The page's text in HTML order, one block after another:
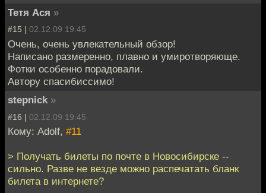
Тетя Ася »
#15 | 02.12.09 19:45
Очень, очень увлекательный обзор!
Написано размеренно, плавно и умиротворяюще.
Фотки особенно порадовали.
Автору спасибиссимо!
stepnick »
#16 | 02.12.09 19:45
Кому: Adolf, #11
> Получать билеты по почте в Новосибирске --
сильно. Разве не везде можно распечатать бланк
билета в интернете?